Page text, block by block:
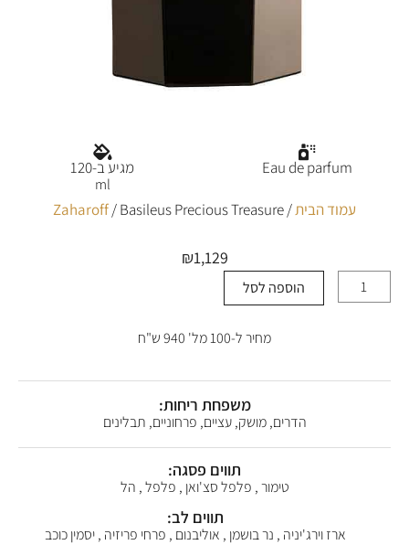
עמוד הבית/
Zaharoff/ Basileus Precious Treasure
₪1,129
של
הוספה לסל
מחיר ל-100 מל' 940 ש"ח
משפחת ריחות:
הדרים, מושק, עציים, פרחוניים, תבלינים
תווים פסגה:
טימור , פלפל סצ'ואן , פלפל , הל
תווים לב:
ארז וירג'יניה , נר בושמן , אוליבנום , פרחי פריזיה , יסמין כוכב
Eau de parfum מגיע ב-120
ml